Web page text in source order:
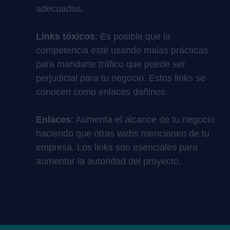
adecuadas.
Links tóxicos: Es posible que la
competencia esté usando malas prácticas
para mandarte tráfico que puede ser
perjudicial para tu negocio. Estos links se
conocen como enlaces dañinos.
Enlaces: Aumenta el alcance de tu negocio
haciendo que otras webs mencionen de tu
empresa. Los links son esenciales para
aumentar la autoridad del proyecto.